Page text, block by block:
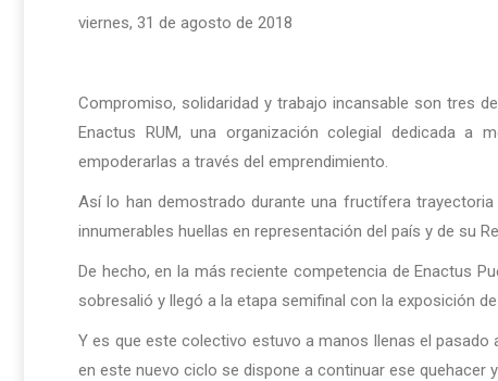
viernes, 31 de agosto de 2018
Compromiso, solidaridad y trabajo incansable son tres
Enactus RUM, una organización colegial dedicada a
empoderarlas a través del emprendimiento.
Así lo han demostrado durante una fructífera
innumerables huellas en representación del país y de su
De hecho, en la más reciente competencia de Enactus
sobresalió y llegó a la etapa semifinal con la exposición
Y es que este colectivo estuvo a manos llenas el
en este nuevo ciclo se dispone a continuar ese